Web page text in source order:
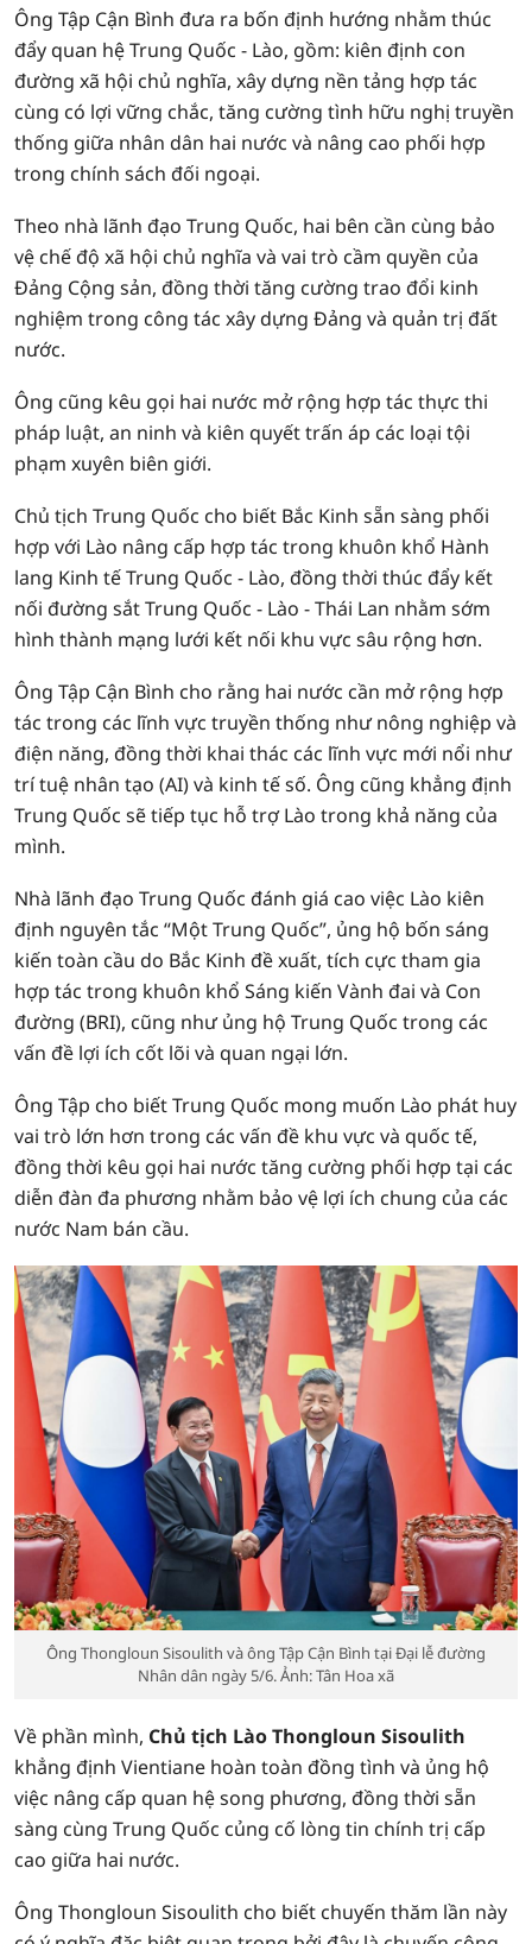
Ông Tập Cận Bình đưa ra bốn định hướng nhằm thúc
đẩy quan hệ Trung Quốc - Lào, gồm: kiên định con
đường xã hội chủ nghĩa, xây dựng nền tảng hợp tác
cùng có lợi vững chắc, tăng cường tình hữu nghị truyền
thống giữa nhân dân hai nước và nâng cao phối hợp
trong chính sách đối ngoại.
Theo nhà lãnh đạo Trung Quốc, hai bên cần cùng bảo
vệ chế độ xã hội chủ nghĩa và vai trò cầm quyền của
Đảng Cộng sản, đồng thời tăng cường trao đổi kinh
nghiệm trong công tác xây dựng Đảng và quản trị đất
nước.
Ông cũng kêu gọi hai nước mở rộng hợp tác thực thi
pháp luật, an ninh và kiên quyết trấn áp các loại tội
phạm xuyên biên giới.
Chủ tịch Trung Quốc cho biết Bắc Kinh sẵn sàng phối
hợp với Lào nâng cấp hợp tác trong khuôn khổ Hành
lang Kinh tế Trung Quốc - Lào, đồng thời thúc đẩy kết
nối đường sắt Trung Quốc - Lào - Thái Lan nhằm sớm
hình thành mạng lưới kết nối khu vực sâu rộng hơn.
Ông Tập Cận Bình cho rằng hai nước cần mở rộng hợp
tác trong các lĩnh vực truyền thống như nông nghiệp và
điện năng, đồng thời khai thác các lĩnh vực mới nổi như
trí tuệ nhân tạo (AI) và kinh tế số. Ông cũng khẳng định
Trung Quốc sẽ tiếp tục hỗ trợ Lào trong khả năng của
mình.
Nhà lãnh đạo Trung Quốc đánh giá cao việc Lào kiên
định nguyên tắc “Một Trung Quốc”, ủng hộ bốn sáng
kiến toàn cầu do Bắc Kinh đề xuất, tích cực tham gia
hợp tác trong khuôn khổ Sáng kiến Vành đai và Con
đường (BRI), cũng như ủng hộ Trung Quốc trong các
vấn đề lợi ích cốt lõi và quan ngại lớn.
Ông Tập cho biết Trung Quốc mong muốn Lào phát huy
vai trò lớn hơn trong các vấn đề khu vực và quốc tế,
đồng thời kêu gọi hai nước tăng cường phối hợp tại các
diễn đàn đa phương nhằm bảo vệ lợi ích chung của các
nước Nam bán cầu.
Ông Thongloun Sisoulith và ông Tập Cận Bình tại Đại lễ đường
Nhân dân ngày 5/6. Ảnh: Tân Hoa xã
Về phần mình, Chủ tịch Lào Thongloun Sisoulith
khẳng định Vientiane hoàn toàn đồng tình và ủng hộ
việc nâng cấp quan hệ song phương, đồng thời sẵn
sàng cùng Trung Quốc củng cố lòng tin chính trị cấp
cao giữa hai nước.
Ông Thongloun Sisoulith cho biết chuyến thăm lần này